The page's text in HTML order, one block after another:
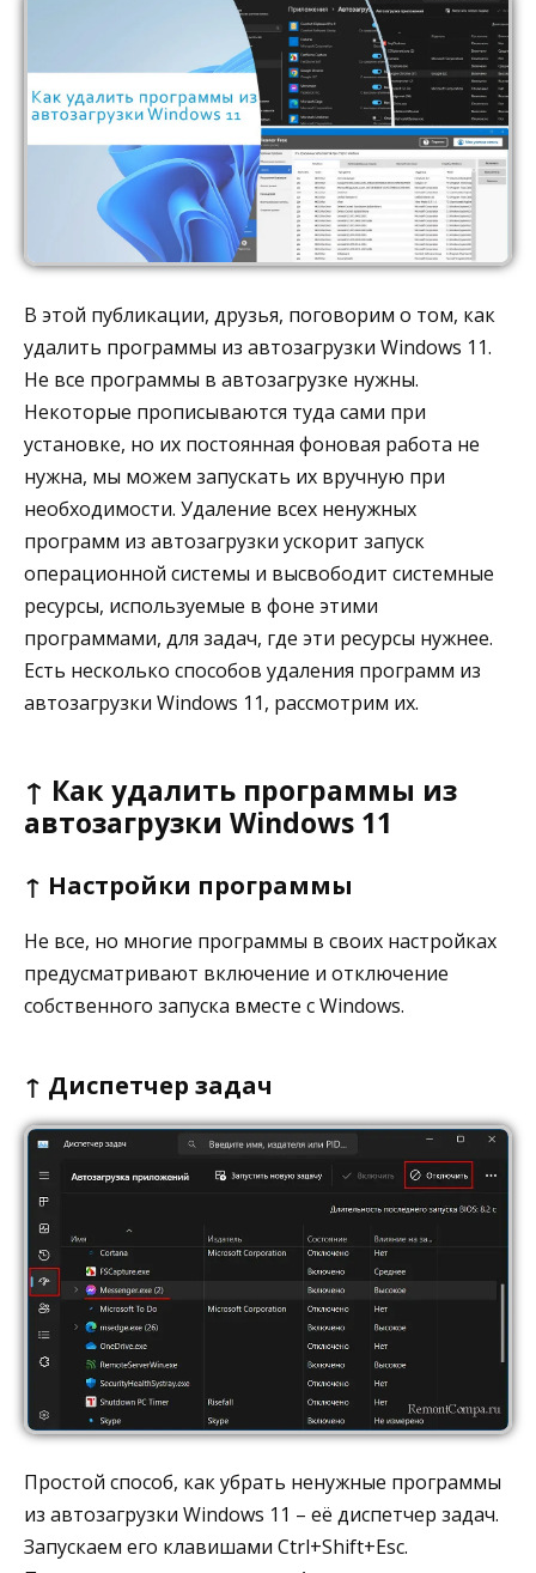
В этой публикации, друзья, поговорим о том, как
удалить программы из автозагрузки Windows 11.
Не все программы в автозагрузке нужны.
Некоторые прописываются туда сами при
установке, но их постоянная фоновая работа не
нужна, мы можем запускать их вручную при
необходимости. Удаление всех ненужных
программ из автозагрузки ускорит запуск
операционной системы и высвободит системные
ресурсы, используемые в фоне этими
программами, для задач, где эти ресурсы нужнее.
Есть несколько способов удаления программ из
автозагрузки Windows 11, рассмотрим их.
↑ Как удалить программы из
автозагрузки Windows 11
↑ Настройки программы
Не все, но многие программы в своих настройках
предусматривают включение и отключение
собственного запуска вместе с Windows.
↑ Диспетчер задач
Простой способ, как убрать ненужные программы
из автозагрузки Windows 11 – её диспетчер задач.
Запускаем его клавишами Ctrl+Shift+Esc.